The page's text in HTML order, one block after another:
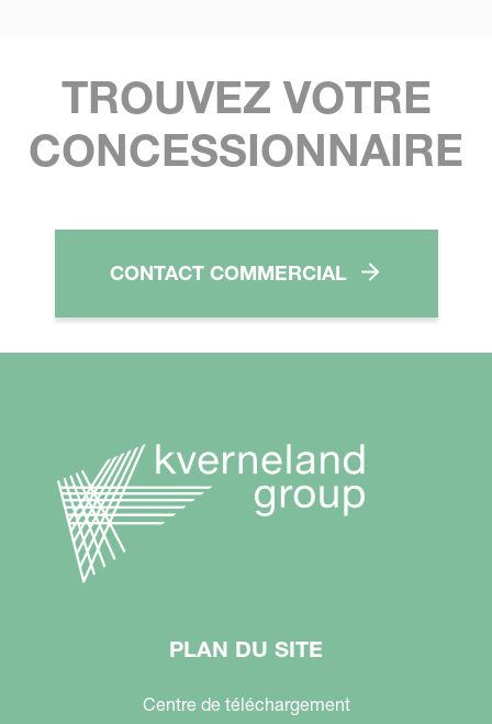
TROUVEZ VOTRE
CONCESSIONNAIRE
CONTACT COMMERCIAL
PLAN DU SITE
Centre de téléchargement